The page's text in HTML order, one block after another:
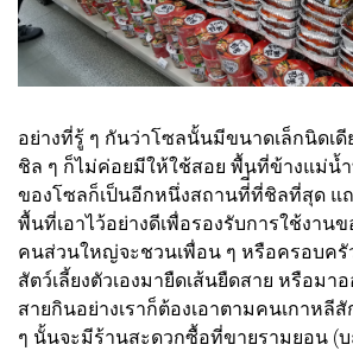
อย่างที่รู้ ๆ กันว่าโซลนั้นมีขนาดเล็กนิดเ
ชิล ๆ ก็ไม่ค่อยมีให้ใช้สอย พื้นที่ข้างแม่น้ำ
ของโซลก็เป็นอีกหนึ่งสถานที่ี่ที่ชิลที่สุด แ
พื้นที่เอาไว้อย่างดีเพื่อรองรับการใช้งาน
คนส่วนใหญ่จะชวนเพื่อน ๆ หรือครอบครั
สัตว์เลี้ยงตัวเองมายืดเส้นยืดสาย หรือมา
สายกินอย่างเราก็ต้องเอาตามคนเกาหลี
ๆ นั้นจะมีร้านสะดวกซื้อที่ขายรามยอน (บ